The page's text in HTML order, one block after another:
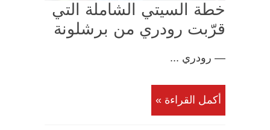
خطة السيتي الشاملة التي
قرّبت رودري من برشلونة
— رودري ...
أكمل القراءة »